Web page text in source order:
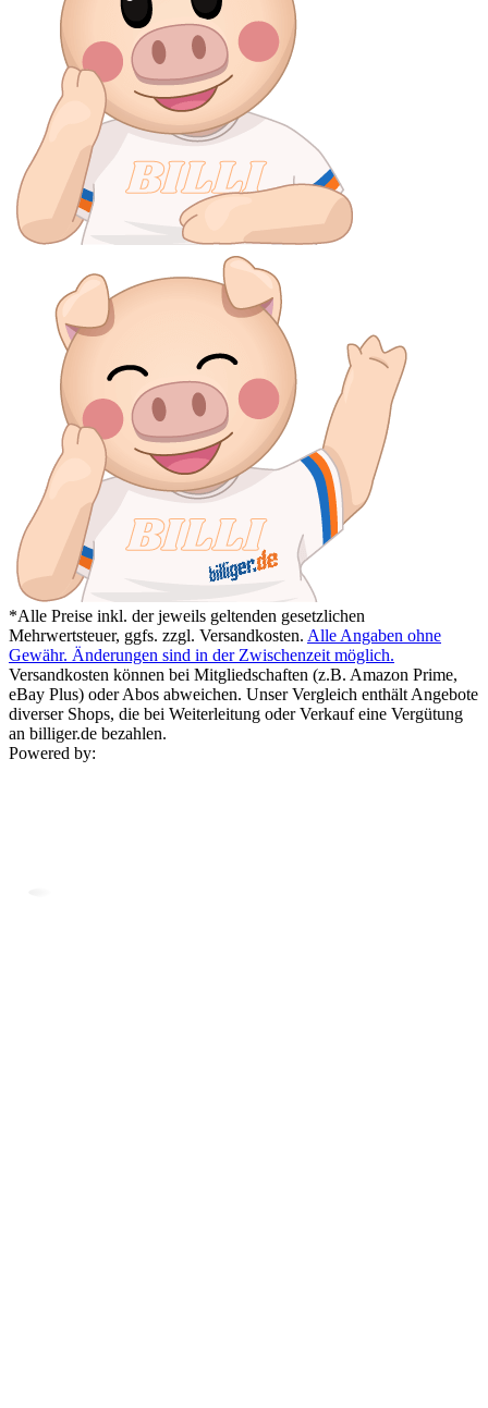
*Alle Preise inkl. der jeweils geltenden gesetzlichen
Mehrwertsteuer, ggfs. zzgl. Versandkosten. Alle Angaben ohne
Gewähr. Änderungen sind in der Zwischenzeit möglich.
Versandkosten können bei Mitgliedschaften (z.B. Amazon Prime,
eBay Plus) oder Abos abweichen. Unser Vergleich enthält Angebote
diverser Shops, die bei Weiterleitung oder Verkauf eine Vergütung
an billiger.de bezahlen.
Powered by: